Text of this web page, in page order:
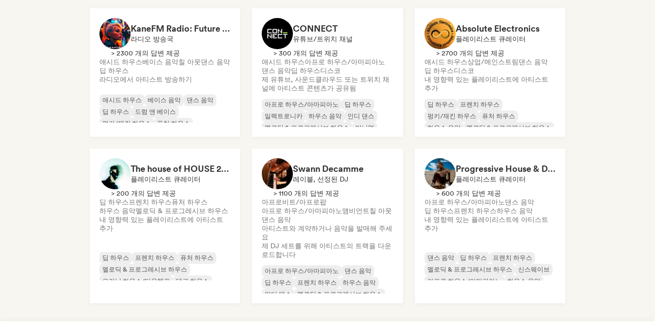
KaneFM Radio: Future of Electronic
라디오 방송국
> 2300 개의 답변 제공
애시드 하우스베이스 음악칠 아웃댄스 음악
딥 하우스
라디오에서 아티스트 방송하기
애시드 하우스 베이스 음악
댄스 음악
딥 하우스
드럼 앤 베이스
펑키/재킨 하우스
퓨처 하우스
CONNECT
유튜브/트위치 채널
> 300 개의 답변 제공
애시드 하우스아프로 하우스/아마피아노
댄스 음악딥 하우스디스코
제 유튜브, 사운드클라우드 또는 트위치 채
널에 아티스트 콘텐츠가 공유됨
아프로 하우스/아마피아노
딥 하우스
일렉트로니카
하우스 음악
인디 댄스
멜로딕 & 프로그레시브 하우스
미니멀
Absolute Electronics
플레이리스트 큐레이터
> 2700 개의 답변 제공
애시드 하우스상업/메인스트림댄스 음악
딥 하우스디스코
내 영향력 있는 플레이리스트에 아티스트
추가
딥 하우스
프렌치 하우스
펑키/재킨 하우스
퓨처 하우스
하우스 음악
멜로딕 & 프로그레시브 하우스
The house of HOUSE 2026 🏠 (by J.Rooms)
플레이리스트 큐레이터
> 200 개의 답변 제공
딥 하우스프렌치 하우스퓨처 하우스
하우스 음악멜로딕 & 프로그레시브 하우스
내 영향력 있는 플레이리스트에 아티스트
추가
딥 하우스 프렌치 하우스
퓨처 하우스
멜로딕 & 프로그레시브 하우스
오가닉 하우스/다운템포
테크 하우스
Swann Decamme
레이블, 선정된 DJ
> 1100 개의 답변 제공
아프로비트/아프로팝
아프로 하우스/아마피아노앰비언트칠 아웃
댄스 음악
아티스트와 계약하거나 음악을 발매해 주세
요
제 DJ 세트를 위해 아티스트의 트랙을 다운
로드합니다
아프로 하우스/아마피아노
댄스 음악
딥 하우스
프렌치 하우스
하우스 음악
인디 댄스
멜로딕 & 프로그레시브 하우스
Progressive House & Dance
플레이리스트 큐레이터
> 600 개의 답변 제공
아프로 하우스/아마피아노댄스 음악
딥 하우스프렌치 하우스하우스 음악
내 영향력 있는 플레이리스트에 아티스트
추가
댄스 음악 딥 하우스
프렌치 하우스
멜로딕 & 프로그레시브 하우스
신스웨이브
아프로 하우스/아마피아노
하우스 음악